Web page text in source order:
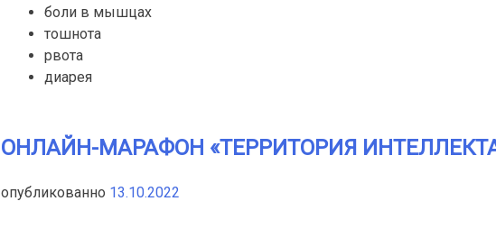
боли в мышцах
тошнота
рвота
диарея
ОНЛАЙН-МАРАФОН «ТЕРРИТОРИЯ
опубликованно 13.10.2022